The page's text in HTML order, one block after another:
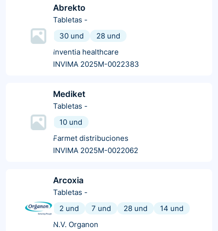
Abrekto
Tabletas -
30 und
28 und
Inventia healthcare
INVIMA 2025M-0022383
Mediket
Tabletas -
10 und
Farmet distribuciones
INVIMA 2025M-0022062
Arcoxia
Tabletas -
2 und
7 und 28 und
14 und
N.V. Organon